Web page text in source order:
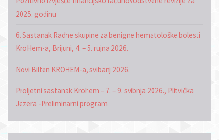
2025. godinu
6. Sastanak Radne skupine za benigne hematološke bolesti
KroHem-a, Brijuni, 4. – 5. rujna 2026.
Novi Bilten KROHEM-a, svibanj 2026.
Proljetni sastanak Krohem – 7. – 9. svibnja 2026., Plitvička
Jezera -Preliminarni program